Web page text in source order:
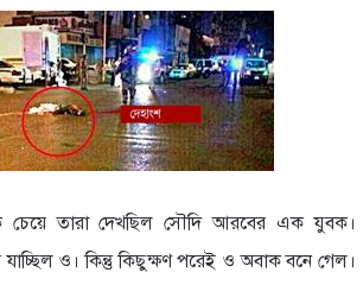
চেয়ে তারা দেখছিল সৌদি আরবের এক যুবক।
যাচ্ছিল ও। কিন্তু কিছুক্ষণ পরেই ও অবাক বনে গেল।